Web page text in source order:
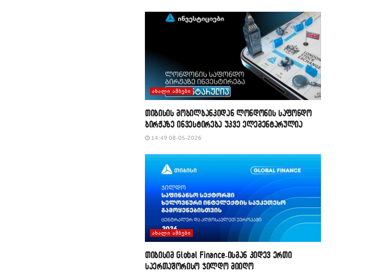
ᲐᲮᲐᲚᲘ ᲐᲛᲑᲔᲑᲘ
თიბისის მობილბანკიდან ლონდონის საფონდო
ბირჟაზე ინვესტირება უკვე ელემენტარულია
14:49 08-05-2026
ᲐᲮᲐᲚᲘ ᲐᲛᲑᲔᲑᲘ
თიბისიმ Global Finance-ისგან კიდევ ერთი
საერთაშორისო ჯილდო მიიღო